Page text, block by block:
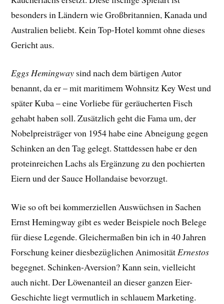
besonders in Ländern wie Großbritannien, Kanada und
Australien beliebt. Kein Top-Hotel kommt ohne dieses
Gericht aus.
Eggs Hemingway sind nach dem bärtigen Autor
benannt, da er – mit maritimem Wohnsitz Key West und
später Kuba – eine Vorliebe für geräucherten Fisch
gehabt haben soll. Zusätzlich geht die Fama um, der
Nobelpreisträger von 1954 habe eine Abneigung gegen
Schinken an den Tag gelegt. Stattdessen habe er den
proteinreichen Lachs als Ergänzung zu den pochierten
Eiern und der Sauce Hollandaise bevorzugt.
Wie so oft bei kommerziellen Auswüchsen in Sachen
Ernst Hemingway gibt es weder Beispiele noch Belege
für diese Legende. Gleichermaßen bin ich in 40 Jahren
Forschung keiner diesbezüglichen AnimositätErnestos
begegnet. Schinken-Aversion? Kann sein, vielleicht
auch nicht. Der Löwenanteil an dieser ganzen Eier-
Geschichte liegt vermutlich in schlauem Marketing.